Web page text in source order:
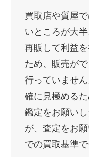
買取店や質屋
いところが大
再販して利益
ため、販売が
行っていませ
確に見極める
鑑定をお願い
が、査定をお
での買取基準